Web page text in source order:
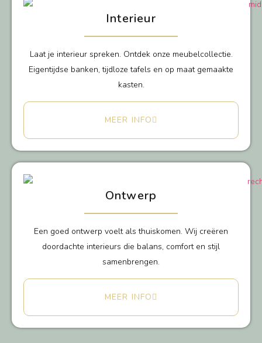
Interieur
Laat je interieur spreken. Ontdek onze meubelcollectie.
Eigentijdse banken, tijdloze tafels en op maat gemaakte
kasten.
MEER INFO
Ontwerp
Een goed ontwerp voelt als thuiskomen. Wij creëren
doordachte interieurs die balans, comfort en stijl
samenbrengen.
MEER INFO